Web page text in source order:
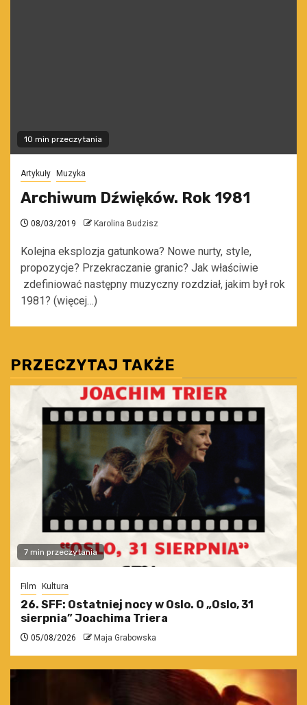
10 min przeczytania
Artykuły Muzyka
Archiwum Dźwięków. Rok 1981
08/03/2019 Karolina Budzisz
Kolejna eksplozja gatunkowa? Nowe nurty, style,
propozycje? Przekraczanie granic? Jak właściwie
zdefiniować następny muzyczny rozdział, jakim był rok
1981? (więcej…)
PRZECZYTAJ TAKŻE
7 min przeczytania
Film Kultura
26. SFF: Ostatniej nocy w Oslo. O „Oslo, 31
sierpnia” Joachima Triera
05/08/2026 Maja Grabowska